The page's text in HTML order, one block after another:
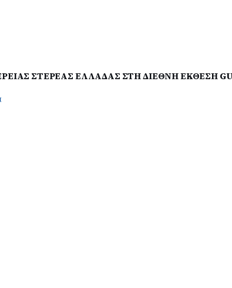
ΣΤΕΡΕΑΣ ΕΛΛΑΔΑΣ ΣΤΗ ΔΙΕΘΝΗ ΕΚΘΕΣΗ